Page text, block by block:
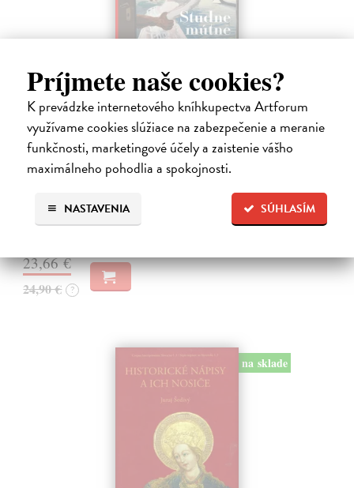
Príjmete naše cookies?
K prevádzke internetového kníhkupectva Artforum
využívame cookies slúžiace na zabezpečenie a meranie
funkčnosti, marketingové účely a zaistenie vášho
maximálneho pohodlia a spokojnosti.
SÚHLASÍM
NASTAVENIA
Studne mútne
Getting Peter | Kniha
Sú ikonickými postavami našej kultúry. Postavili im sochy a
pomenovali po nich ulice, majú svoje nespochybniteľné miesto v
lexikónoch literatúry aj učebniciach, slovenské moderné umenie sa
bez nich nedá…
23,66 €
24,90 € ?
na sklade